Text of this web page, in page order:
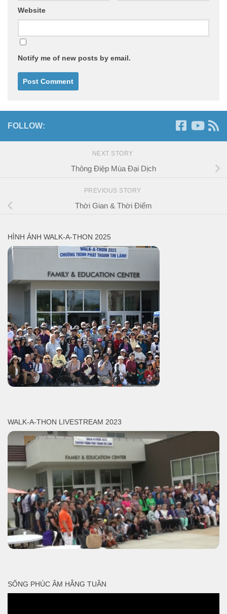
Website
Notify me of new posts by email.
FOLLOW:
NEXT STORY
Thông Điệp Mùa Đại Dịch
PREVIOUS STORY
Thời Gian & Thời Điểm
HÌNH ẢNH WALK-A-THON 2025
WALK-A-THON LIVESTREAM 2023
SỐNG PHÚC ÂM HẰNG TUẦN